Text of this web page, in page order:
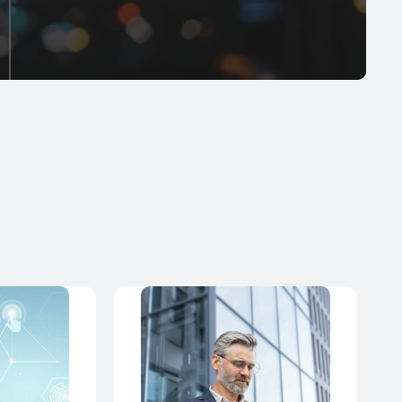
investissements importants.
améliorer la satisfaction et les taux de fidélisation
des clients.